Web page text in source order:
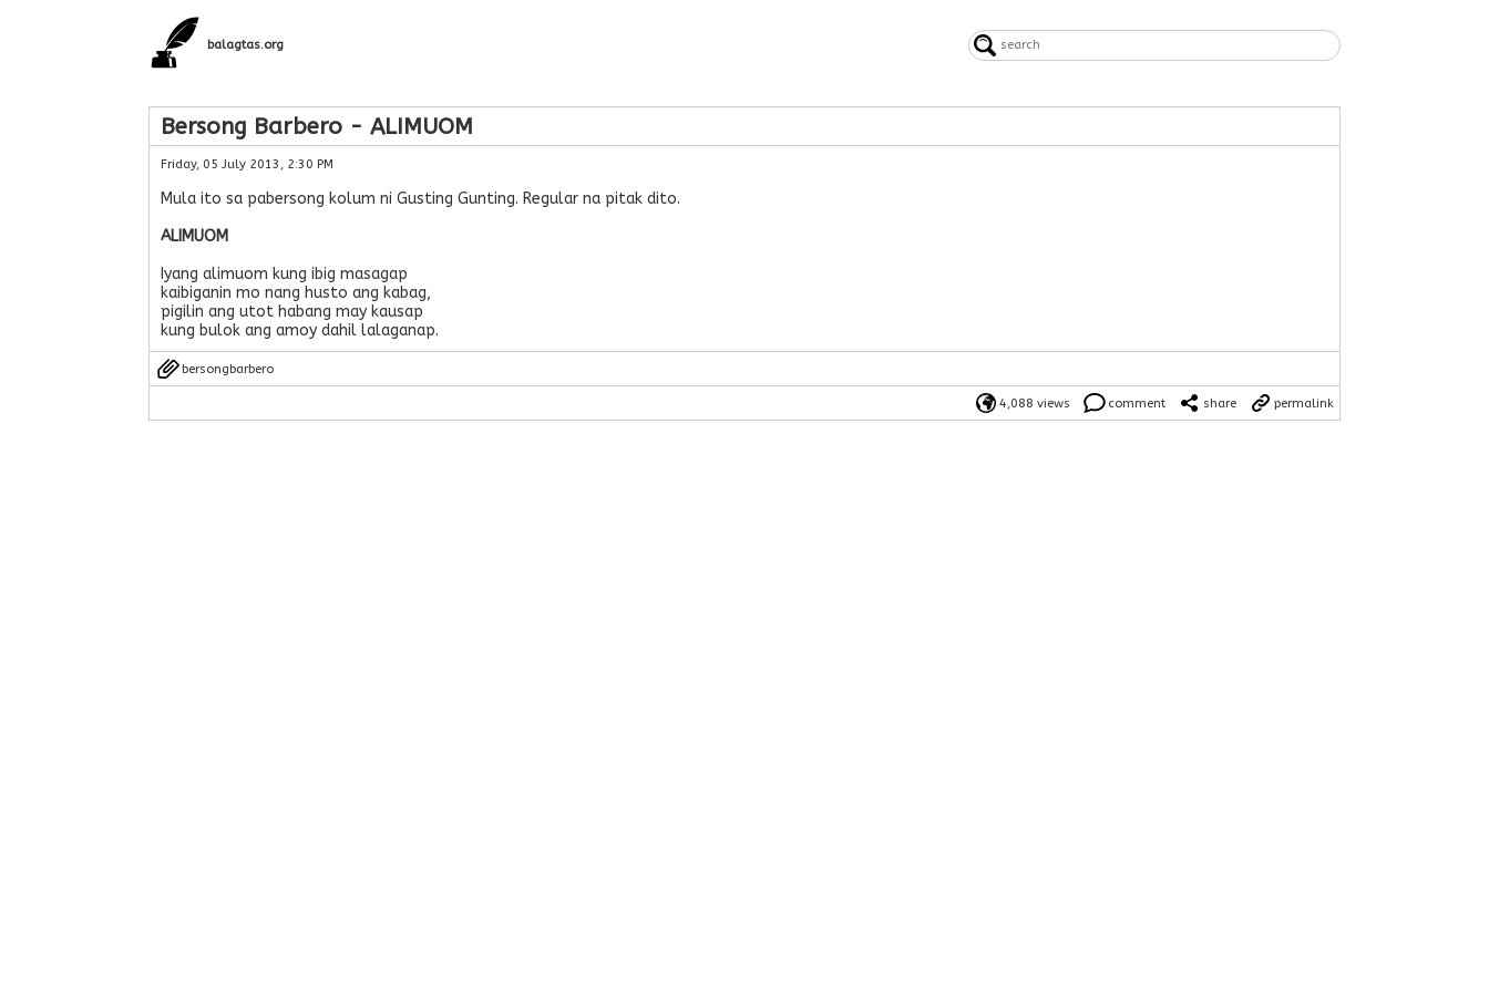
balagtas.org
Bersong Barbero - ALIMUOM
Friday, 05 July 2013, 2:30 PM
Mula ito sa pabersong kolum ni Gusting Gunting. Regular na pitak dito.
ALIMUOM
Iyang alimuom kung ibig masagap
kaibiganin mo nang husto ang kabag,
pigilin ang utot habang may kausap
kung bulok ang amoy dahil lalaganap.
bersongbarbero
4,088 views comment share permalink